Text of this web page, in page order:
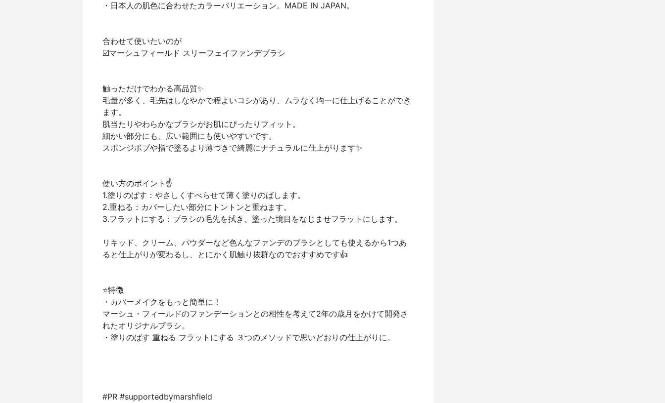
・日本人の肌色に合わせたカラーバリエーション。MADE IN JAPAN。
合わせて使いたいのが
☑️マーシュフィールド スリーフェイファンデブラシ
触っただけでわかる高品質✨
毛量が多く、毛先はしなやかで程よいコシがあり、ムラなく均一に仕上げることができ
ます。
肌当たりやわらかなブラシがお肌にぴったりフィット。
細かい部分にも、広い範囲にも使いやすいです。
スポンジボブや指で塗るより薄づきで綺麗にナチュラルに仕上がります✨
使い方のポイント☝️
1.塗りのばす：やさしくすべらせて薄く塗りのばします。
2.重ねる：カバーしたい部分にトントンと重ねます。
3.フラットにする：ブラシの毛先を拭き、塗った境目をなじませフラットにします。
リキッド、クリーム、パウダーなど色んなファンデのブラシとしても使えるから1つあ
ると仕上がりが変わるし、とにかく肌触り抜群なのでおすすめです👍
⭐️特徴
・カバーメイクをもっと簡単に！
マーシュ・フィールドのファンデーションとの相性を考えて2年の歳月をかけて開発さ
れたオリジナルブラシ。
・塗りのばす 重ねる フラットにする ３つのメソッドで思いどおりの仕上がりに。
#PR #supportedbymarshfield